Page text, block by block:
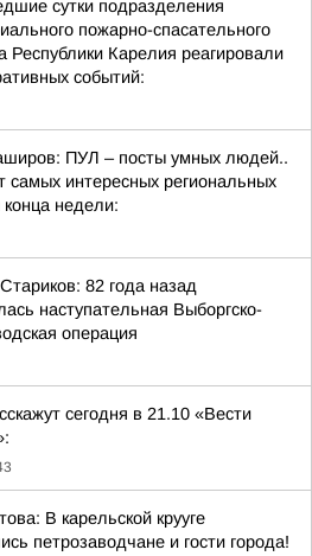
сутки подразделения
пожарно-спасательного
Республики Карелия реагировали
событий:
ПУЛ – посты умных людей..
самых интересных региональных
конца недели:
82 года назад
наступательная Выборгско-
операция
сегодня в 21.10 «Вести
В карельской крууге
петрозаводчане и гости города!